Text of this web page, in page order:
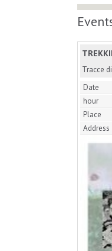
Tracce
Date
hour
Place
Address